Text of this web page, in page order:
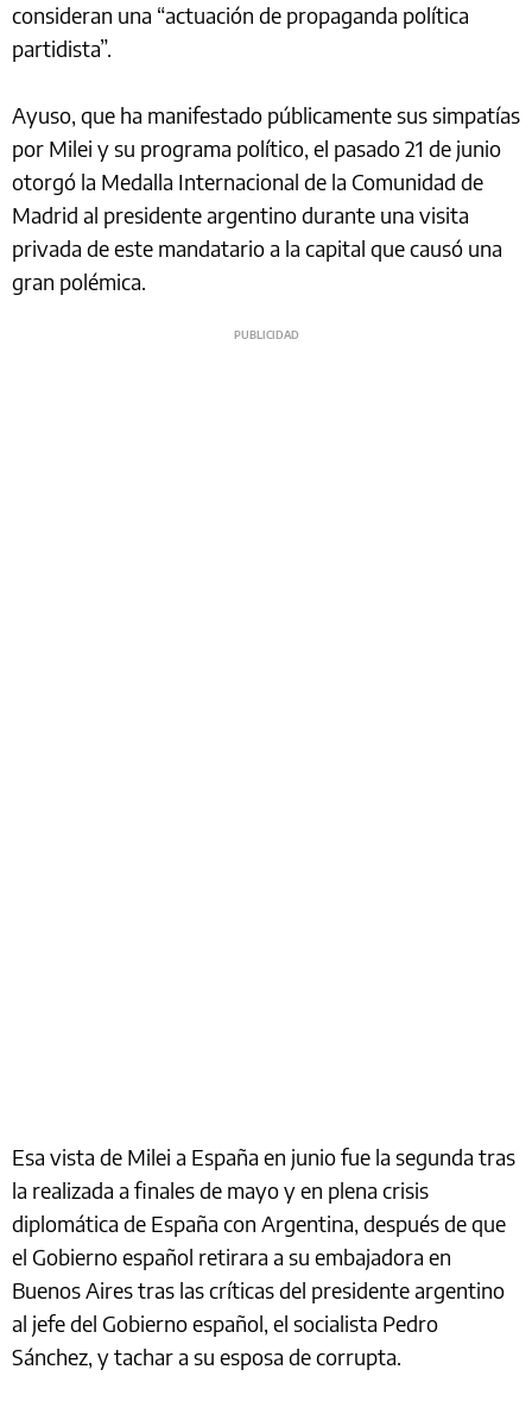
consideran una “actuación de propaganda política
partidista”.
Ayuso, que ha manifestado públicamente sus simpatías
por Milei y su programa político, el pasado 21 de junio
otorgó la Medalla Internacional de la Comunidad de
Madrid al presidente argentino durante una visita
privada de este mandatario a la capital que causó una
gran polémica.
Esa vista de Milei a España en junio fue la segunda tras
la realizada a finales de mayo y en plena crisis
diplomática de España con Argentina, después de que
el Gobierno español retirara a su embajadora en
Buenos Aires tras las críticas del presidente argentino
al jefe del Gobierno español, el socialista Pedro
Sánchez, y tachar a su esposa de corrupta.